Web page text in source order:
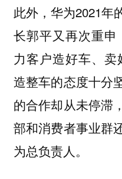
此外，华为2021年
长郭平又再次重申
力客户造好车、卖
造整车的态度十分
的合作却从未停滞
部和消费者事业群
为总负责人。